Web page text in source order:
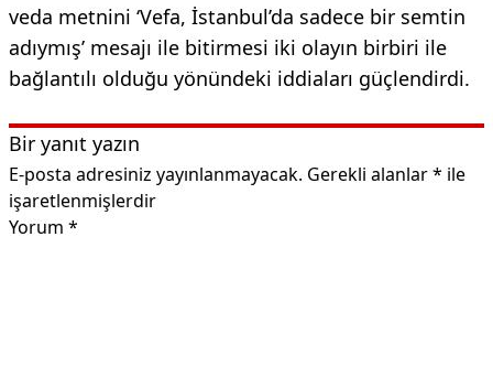
veda metnini ‘Vefa, İstanbul’da sadece bir semtin
adıymış’ mesajı ile bitirmesi iki olayın birbiri ile
bağlantılı olduğu yönündeki iddiaları güçlendirdi.
Bir yanıt yazın
E-posta adresiniz yayınlanmayacak. Gerekli alanlar* ile
işaretlenmişlerdir
Yorum *